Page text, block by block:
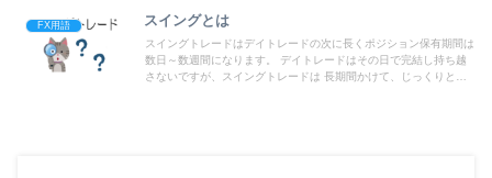
FX用語 スイングとは
スイングトレードはデイトレードの次に長くポジション保有期間は
数日～数週間になります。 デイトレードはその日で完結し持ち越
さないですが、スイングトレードは 長期間かけて、じっくりと為